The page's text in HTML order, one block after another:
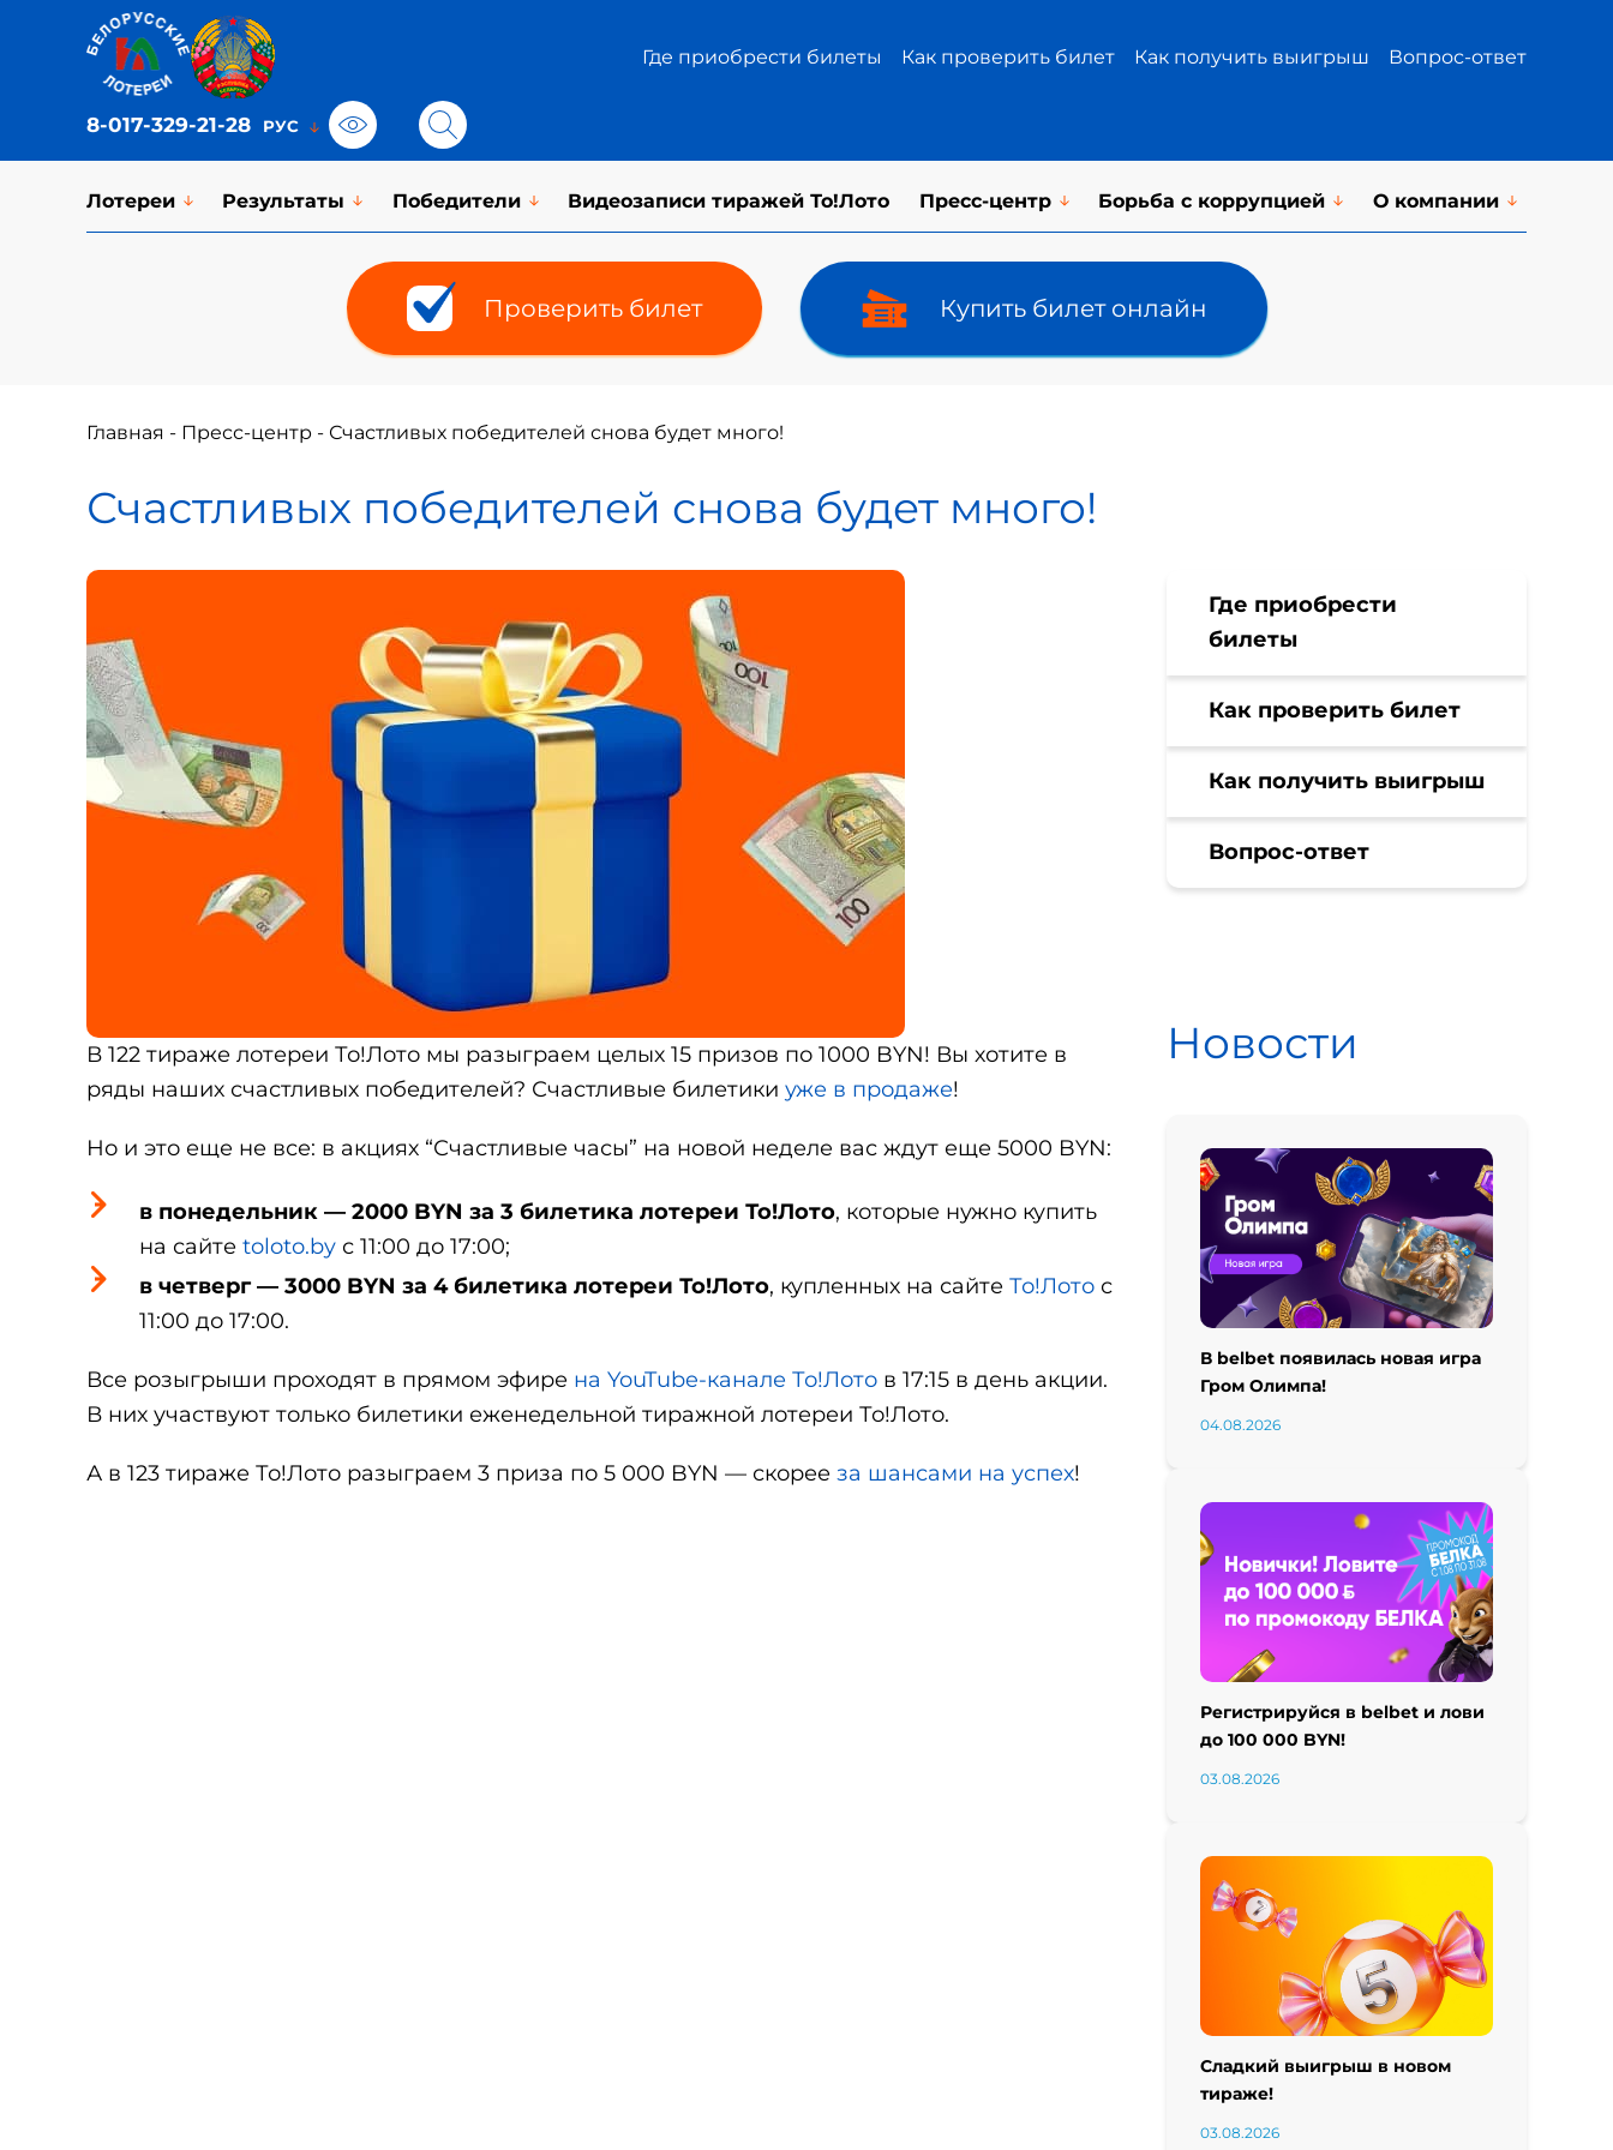
Где приобрести билеты Как проверить билет Как получить выигрыш Вопрос-ответ
8-017-329-21-28
Лотереи Результаты Победители Видеозаписи тиражей То!Лото Пресс-центр Борьба с коррупцией О компании
Проверить билет Купить билет онлайн
Главная - Пресс-центр - Счастливых победителей снова будет много!
Счастливых победителей снова будет много!
В 122 тираже лотереи То!Лото мы разыграем целых 15 призов по 1000 BYN! Вы хотите в
ряды наших счастливых победителей? Счастливые билетики уже в продаже!
Но и это еще не все: в акциях “Счастливые часы” на новой неделе вас ждут еще 5000 BYN:
в понедельник — 2000 BYN за 3 билетика лотереи То!Лото, которые нужно купить
на сайте toloto.by с 11:00 до 17:00;
в четверг — 3000 BYN за 4 билетика лотереи То!Лото, купленных на сайте То!Лото с
11:00 до 17:00.
Все розыгрыши проходят в прямом эфире на YouTube-канале То!Лото в 17:15 в день акции.
В них участвуют только билетики еженедельной тиражной лотереи То!Лото.
А в 123 тираже То!Лото разыграем 3 приза по 5 000 BYN — скорее за шансами на успех!
Где приобрести
билеты
Как проверить билет
Как получить выигрыш
Вопрос-ответ
Новости
В belbet появилась новая игра
Гром Олимпа!
04.08.2026
Регистрируйся в belbet и лови
до 100 000 BYN!
03.08.2026
Сладкий выигрыш в новом
тираже!
03.08.2026